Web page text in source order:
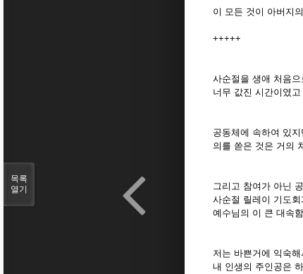
이 모든 것이 아버지
+++++
사순절을 생애 처음
너무 값진 시간이였
공동체에 속하여 있
의를 쏟은 것은 거의
그리고 참여가 아닌
사순절 릴레이 기도
예수님의 이 큰 대속
저는 바쁜거에 익숙
내 인생의 주인공은
목록
열기